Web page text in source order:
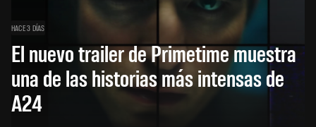
HACE 3 DÍAS
El nuevo trailer de Primetime muestra
una de las historias más intensas de
A24